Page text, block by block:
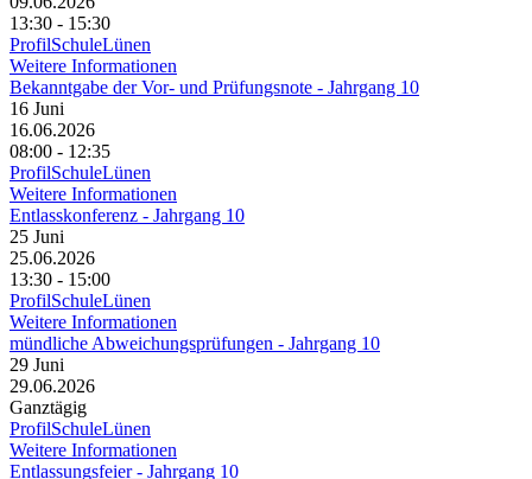
13:30 - 15:30
ProfilSchuleLünen
Weitere Informationen
Bekanntgabe der Vor- und Prüfungsnote - Jahrgang 10
16 Juni
16.06.2026
08:00 - 12:35
ProfilSchuleLünen
Weitere Informationen
Entlasskonferenz - Jahrgang 10
25 Juni
25.06.2026
13:30 - 15:00
ProfilSchuleLünen
Weitere Informationen
mündliche Abweichungsprüfungen - Jahrgang 10
29 Juni
29.06.2026
Ganztägig
ProfilSchuleLünen
Weitere Informationen
Entlassungsfeier - Jahrgang 10